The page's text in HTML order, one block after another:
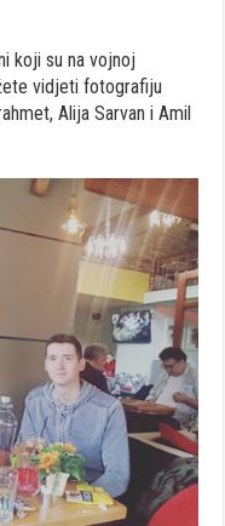
koji su na vojnoj
vidjeti fotografiju
Alija Sarvan i Amil